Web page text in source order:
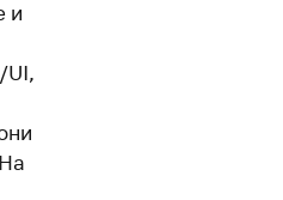
и
UI,